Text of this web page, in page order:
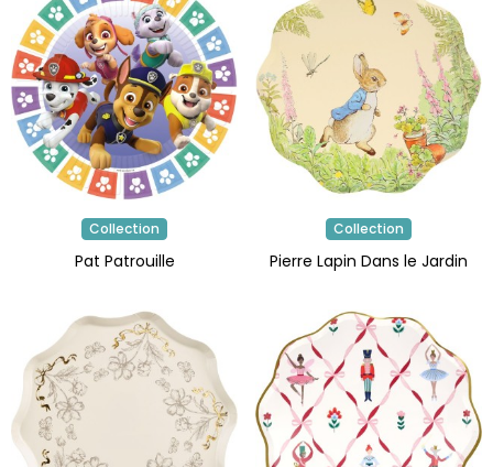
Collection
Pat Patrouille
Collection
Pierre Lapin Dans le Jardin